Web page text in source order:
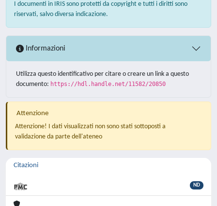
I documenti in IRIS sono protetti da copyright e tutti i diritti sono
riservati, salvo diversa indicazione.
Informazioni
Utilizza questo identificativo per citare o creare un link a questo
documento: https://hdl.handle.net/11582/20850
Attenzione
Attenzione! I dati visualizzati non sono stati sottoposti a
validazione da parte dell'ateneo
Citazioni
ND